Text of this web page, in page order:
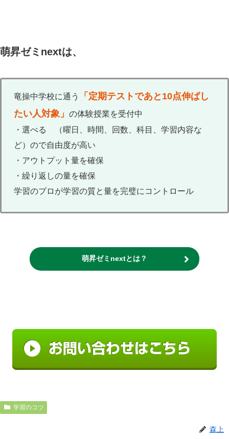
萌昇ゼミnextは、
竜操中学校に通う
「定期テストであと10点伸ばし
たい人対象」 の体験授業を受付中
・選べる （曜日、時間、回数、科目、学習内容な
ど）ので自由度が高い
・アウトプット量を確保
・繰り返しの量を確保
学習のプロが学習の質と量を完璧にコントロール
萌昇ゼミnextとは？
学習のコツ
森上